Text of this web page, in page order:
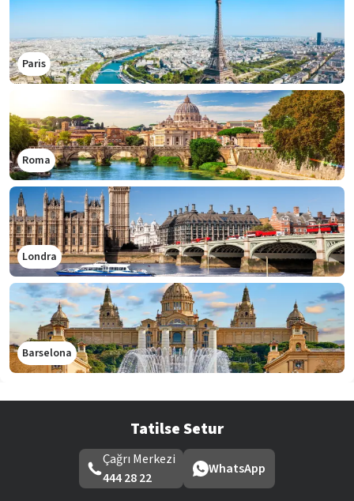
Paris
Roma
Londra
Barselona
Tatilse Setur
Çağrı Merkezi
444 28 22
WhatsApp